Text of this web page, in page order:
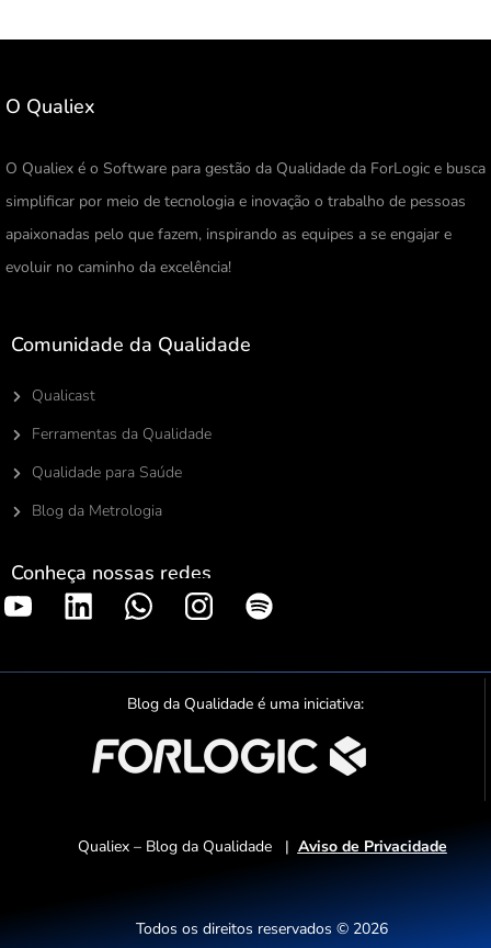
O Qualiex
O Qualiex é o Software para gestão da Qualidade da ForLogic e busca
simplificar por meio de tecnologia e inovação o trabalho de pessoas
apaixonadas pelo que fazem, inspirando as equipes a se engajar e
evoluir no caminho da excelência!
Comunidade da Qualidade
Qualicast
Ferramentas da Qualidade
Qualidade para Saúde
Blog da Metrologia
Conheça nossas redes
S
o
t
i
f
y
Blog da Qualidade é uma iniciativa:
Qualiex – Blog da Qualidade | Aviso de Privacidade
Todos os direitos reservados © 2026